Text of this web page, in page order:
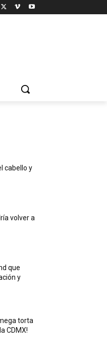
cabello y
volver a
que
y
torta
CDMX!